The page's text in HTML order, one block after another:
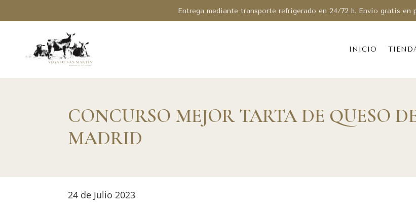
Entrega mediante transporte refrigerado en 24/72 h. Envío gratis en
INICIO
CONCURSO MEJOR TARTA DE QUESO
MADRID
24 de Julio 2023